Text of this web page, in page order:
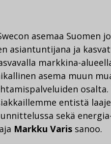
asemaa Suomen
asiantuntijana ja
markkina-
asema muun
entistä
sekä
Markku Varis sanoo.